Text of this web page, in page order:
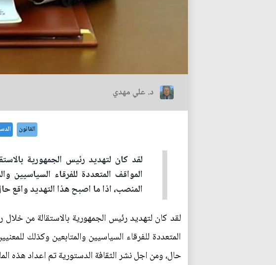
د. علي مهدي
القانون
لقد كان لتهديد رئيس الجمهورية
المواقف المتعددة للفرقاء
المنصب، اذا ما اصبح هذا التهديد واقع
المتعددة للفرقاء السياسيين والمتابعين وكذلك
حال، ومن اجل نشر الثقافة الدستورية تم اعداد هذه